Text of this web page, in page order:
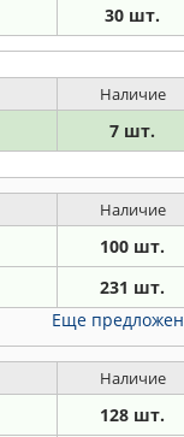
30 шт.
Наличие
7 шт.
Наличие
100 шт.
231 шт.
Еще
Наличие
128 шт.